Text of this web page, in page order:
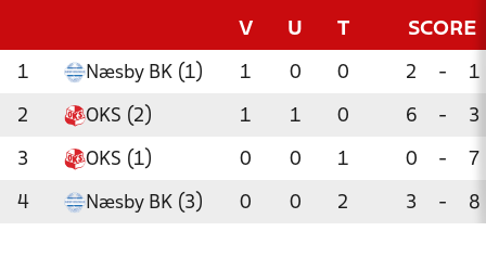
V U T SCORE
1 Næsby BK (1) 1 0 0 2 - 1
2 OKS (2) 1 1 0 6 - 3
3 OKS (1) 0 0 1 0 - 7
4 Næsby BK (3) 0 0 2 3 - 8